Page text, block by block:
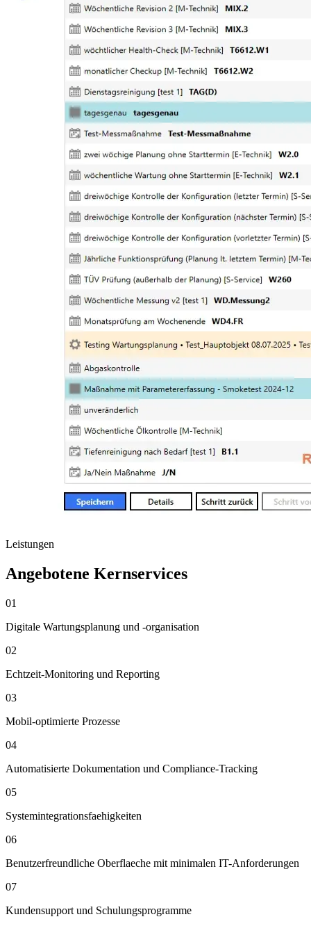
Leistungen
Angebotene Kernservices
01
Digitale Wartungsplanung und -organisation
02
Echtzeit-Monitoring und Reporting
03
Mobil-optimierte Prozesse
04
Automatisierte Dokumentation und Compliance-Tracking
05
Systemintegrationsfaehigkeiten
06
Benutzerfreundliche Oberflaeche mit minimalen IT-Anforderungen
07
Kundensupport und Schulungsprogramme